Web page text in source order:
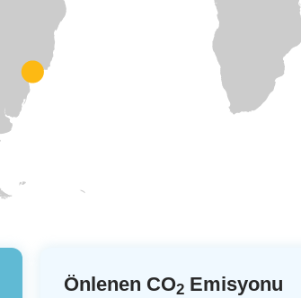
Önlenen CO2 Emisyonu